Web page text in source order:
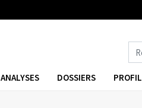
ANALYSES DOSSIERS